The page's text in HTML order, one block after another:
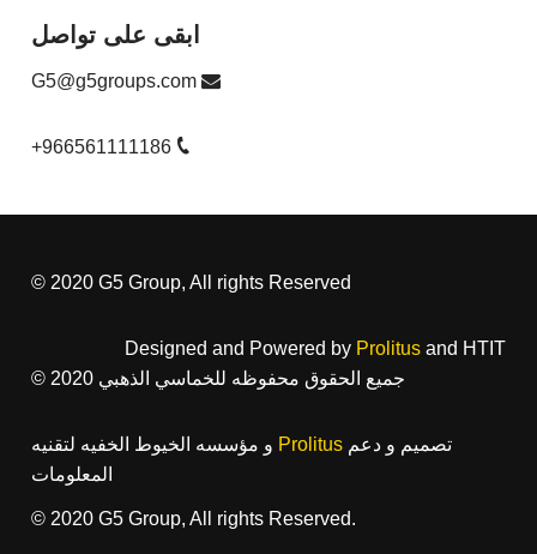
ابقى على تواصل
G5@g5groups.com
+966561111186
© 2020 G5 Group, All rights Reserved
Designed and Powered by Prolitusand HTIT
© 2020 جميع الحقوق محفوظه للخماسي الذهبي
تصميم و دعم Prolitus و مؤسسه الخيوط الخفيه لتقنيه
المعلومات
© 2020 G5 Group, All rights Reserved.